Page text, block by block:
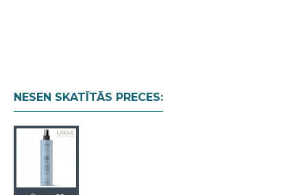
sveķi.Lietošana:Vienmērīgi izsmidzināt uz matu
saknēm izmazgātos ar dvieli nosusinātos matos.
Neizskalot. Izķemmēt.
NESEN SKATĪTĀS PRECES: